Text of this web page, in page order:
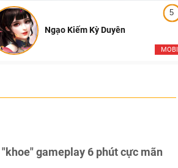
5
MOBI
Ngạo Kiếm Kỳ Duyên
gameplay 6 phút cực mãn